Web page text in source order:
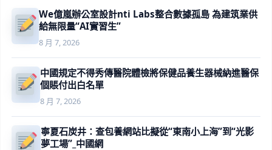
We億嵐辦公室設計nti Labs整合數據孤島 為建筑業供
給無限量“AI實習生”
8 月 7, 2026
中國規定不得秀傳醫院體檢將保健品養生器械納進醫保
個賬付出白名單
8 月 7, 2026
寧夏石炭井：查包養網站比擬從“東南小上海”到“光影
夢工場”_中國網